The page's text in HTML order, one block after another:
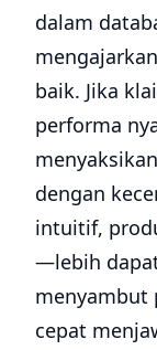
dalam
baik. Jika
performa
dengan
intuitif,
—lebih
menyambut
cepat